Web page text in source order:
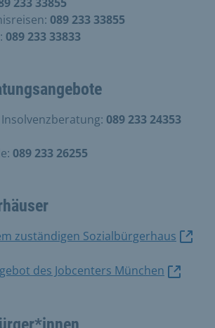
089 233 33855
089 233 33833
089 233 24353
089 233 26255
zuständigen Sozialbürgerhaus
des Jobcenters München